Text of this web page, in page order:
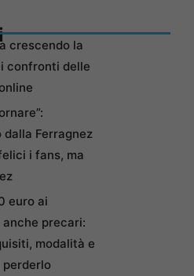
crescendo la
confronti delle
dalla Ferragnez
i fans, ma
euro ai
precari:
modalità e
perderlo